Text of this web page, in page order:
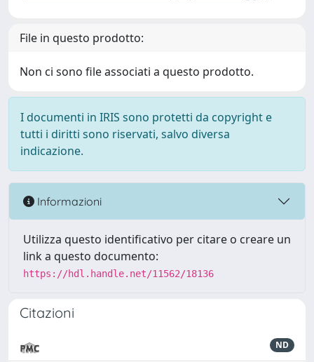
File in questo prodotto:
Non ci sono file associati a questo prodotto.
I documenti in IRIS sono protetti da copyright e
tutti i diritti sono riservati, salvo diversa
indicazione.
Informazioni
Utilizza questo identificativo per citare o creare un
link a questo documento:
https://hdl.handle.net/11562/18136
Citazioni
ND